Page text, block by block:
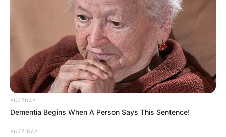
BUZZDAY
Dementia Begins When A Person Says This Sentence!
BUZZ DAY